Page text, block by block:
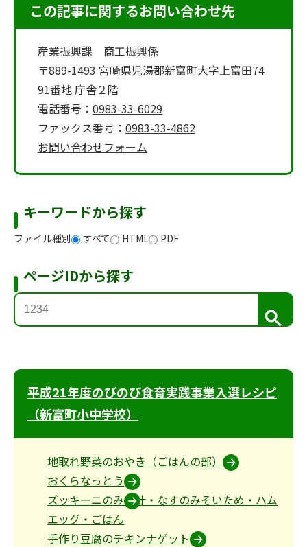
この記事に関するお問い合わせ先
産業振興課 商工振興係
〒889-1493 宮崎県児湯郡新富町大字上富田74
91番地 庁舎２階
電話番号： 0983-33-6029
ファックス番号： 0983-33-4862
お問い合わせフォーム
キーワードから探す
ファイル種別 すべて HTML PDF
ページIDから探す
検
索
平成21年度のびのび食育実践事業入選レシピ
（新富町小中学校）
地取れ野菜のおやき（ごはんの部）
おくらなっとう
ズッキーニのみそ汁・なすのみそいため・ハム
エッグ・ごはん
手作り豆腐のチキンナゲット